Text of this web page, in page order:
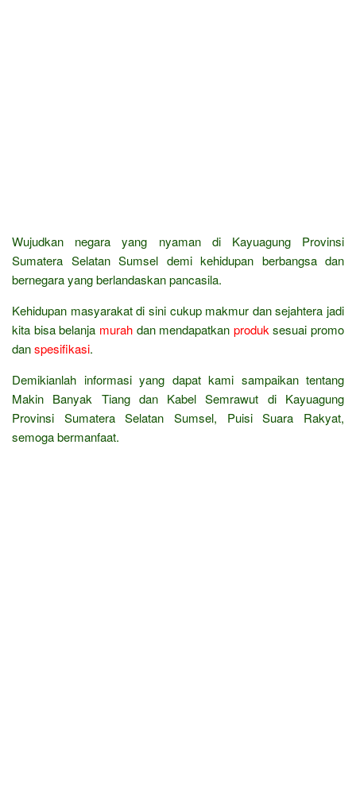
Wujudkan negara yang nyaman di Kayuagung Provinsi
Sumatera Selatan Sumsel demi kehidupan berbangsa dan
bernegara yang berlandaskan pancasila.
Kehidupan masyarakat di sini cukup makmur dan sejahtera jadi
kita bisa belanja murahdan mendapatkan produk sesuai promo
danspesifikasi.
Demikianlah informasi yang dapat kami sampaikan tentang
Makin Banyak Tiang dan Kabel Semrawut di Kayuagung
Provinsi Sumatera Selatan Sumsel, Puisi Suara Rakyat,
semoga bermanfaat.